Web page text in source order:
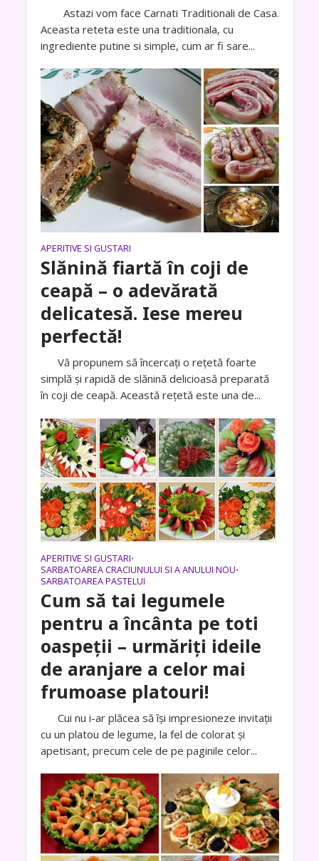
Astazi vom face Carnati Traditionali de Casa.
Aceasta reteta este una traditionala, cu
ingrediente putine si simple, cum ar fi sare...
APERITIVE SI GUSTARI
Slănină fiartă în coji de
ceapă – o adevărată
delicatesă. Iese mereu
perfectă!
Vă propunem să încercați o rețetă foarte
simplă și rapidă de slănină delicioasă preparată
în coji de ceapă. Această rețetă este una de...
APERITIVE SI GUSTARI•
SARBATOAREA CRACIUNULUI SI A ANULUI NOU•
SARBATOAREA PASTELUI
Cum să tai legumele
pentru a încânta pe toti
oaspeții – urmăriți ideile
de aranjare a celor mai
frumoase platouri!
Cui nu i-ar plăcea să își impresioneze invitații
cu un platou de legume, la fel de colorat și
apetisant, precum cele de pe paginile celor...